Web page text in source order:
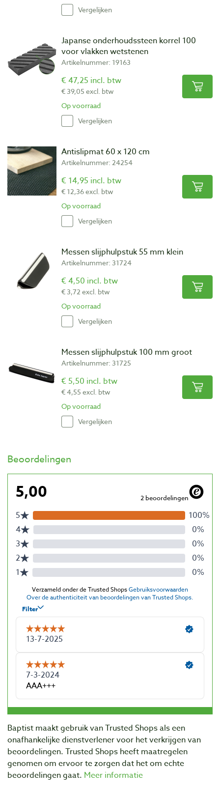
Vergelijken
Japanse onderhoudssteen korrel 100
voor vlakken wetstenen
Artikelnummer: 19163
€ 47,25 incl. btw
€ 39,05 excl. btw
Op voorraad
Vergelijken
Antislipmat 60 x 120 cm
Artikelnummer: 24254
€ 14,95 incl. btw
€ 12,36 excl. btw
Op voorraad
Vergelijken
Messen slijphulpstuk 55 mm klein
Artikelnummer: 31724
€ 4,50 incl. btw
€ 3,72 excl. btw
Op voorraad
Vergelijken
Messen slijphulpstuk 100 mm groot
Artikelnummer: 31725
€ 5,50 incl. btw
€ 4,55 excl. btw
Op voorraad
Vergelijken
Beoordelingen
Baptist maakt gebruik van Trusted Shops als een
onafhankelijke dienstverlener voor het verkrijgen van
beoordelingen. Trusted Shops heeft maatregelen
genomen om ervoor te zorgen dat het om echte
beoordelingen gaat. Meer informatie